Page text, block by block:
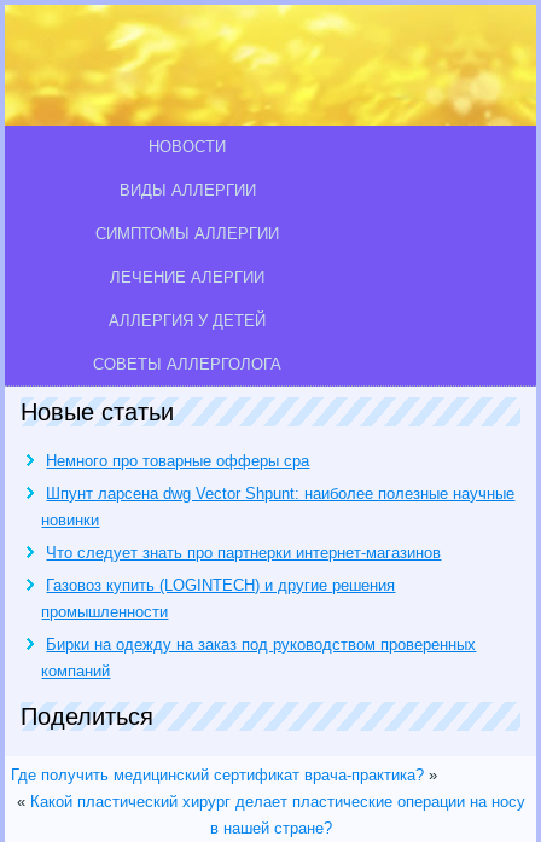
НОВОСТИ
ВИДЫ АЛЛЕРГИИ
СИМПТОМЫ АЛЛЕРГИИ
ЛЕЧЕНИЕ АЛЕРГИИ
АЛЛЕРГИЯ У ДЕТЕЙ
СОВЕТЫ АЛЛЕРГОЛОГА
Новые статьи
Немного про товарные офферы cpa
Шпунт ларсена dwg Vector Shpunt: наиболее полезные научные
новинки
Что следует знать про партнерки интернет-магазинов
Газовоз купить (LOGINTECH) и другие решения
промышленности
Бирки на одежду на заказ под руководством проверенных
компаний
Поделиться
Где получить медицинский сертификат врача-практика? »
« Какой пластический хирург делает пластические операции на носу
в нашей стране?